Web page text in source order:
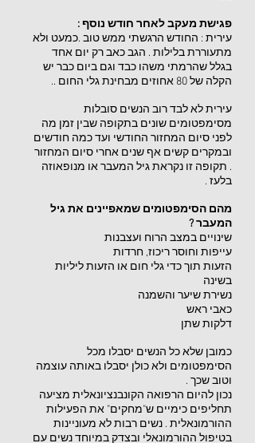
פגישת מעקב לאחר חודש נוסף :
עירית : החודש הרגשתי ממש טוב .כמעט ולא
מתעוררת בלילות . הגב כאב רק יום אחד
בגלל שהרמתי משהו כבד וגם ביום כבר יש
הקלה של 80 אחוזים מבחינת גלי החום ..
עירית לא לבד רוב הנשים סובלות
מסימפטומים שונים בתקופה שבין זמן מה
לפני סיום המחזור החודשי ועד כמה חודשים
ובמקרים קשים אף שנים אחרי סיום המחזור
. תקופה זו נקראת גיל המעבר או מנופאוזה
בלעז .
מהם הסימפטומים שמאפיינים את גיל
המעבר ?
שינויים במצב הרוח ועצבנות
עייפות וחוסר ריכוז, חרדות
הזעות תוך כדי גלי חום או הזעות ליליות
בשינה
נשירת שיער והשמנה
כאבי ראש
דלקות שתן
כמובן שלא כל הנשים יסבלו מכל
הסימפטומים ולא כולן יסבלו באותה עוצמה
וטוב שכך .
נכון להיום הרפואה הקונבנציונאלית מציעה
תחליפים כימיים ש"מחקים" את הפעילות
ההורמונאלית . נשים רבות לא מעוניינות
בטיפול ההורמונאלי ובצדק במיוחד נשים עם